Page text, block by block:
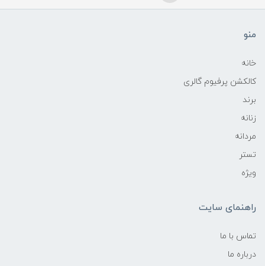
منو
خانه
کالکشن پرفیوم گالری
برند
زنانه
مردانه
تستر
ویژه
راهنمای سایت
تماس با ما
درباره ما